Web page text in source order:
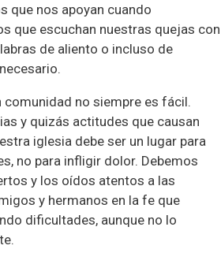
que nos apoyan cuando
que escuchan nuestras quejas con
de aliento o incluso de
comunidad no siempre es fácil.
y quizás actitudes que causan
iglesia debe ser un lugar para
no para infligir dolor. Debemos
y los oídos atentos a las
y hermanos en la fe que
dificultades, aunque no lo